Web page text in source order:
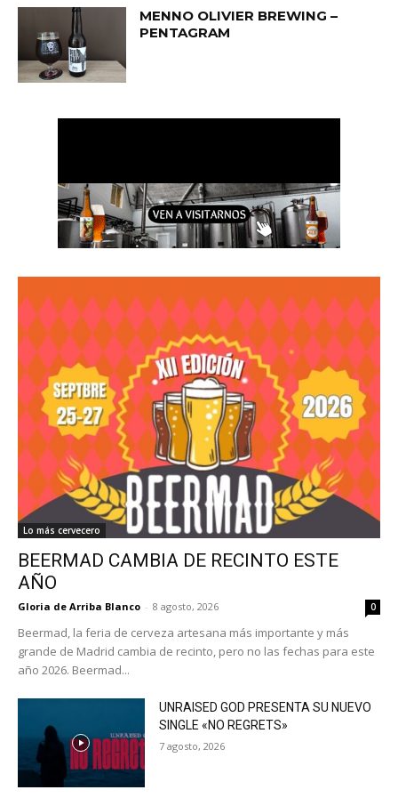
MENNO OLIVIER BREWING –
PENTAGRAM
Lo más cervecero
BEERMAD CAMBIA DE RECINTO ESTE
AÑO
Gloria de Arriba Blanco - 8 agosto, 2026 0
Beermad, la feria de cerveza artesana más importante y más
grande de Madrid cambia de recinto, pero no las fechas para este
año 2026. Beermad...
UNRAISED GOD PRESENTA SU NUEVO
SINGLE «NO REGRETS»
7 agosto, 2026